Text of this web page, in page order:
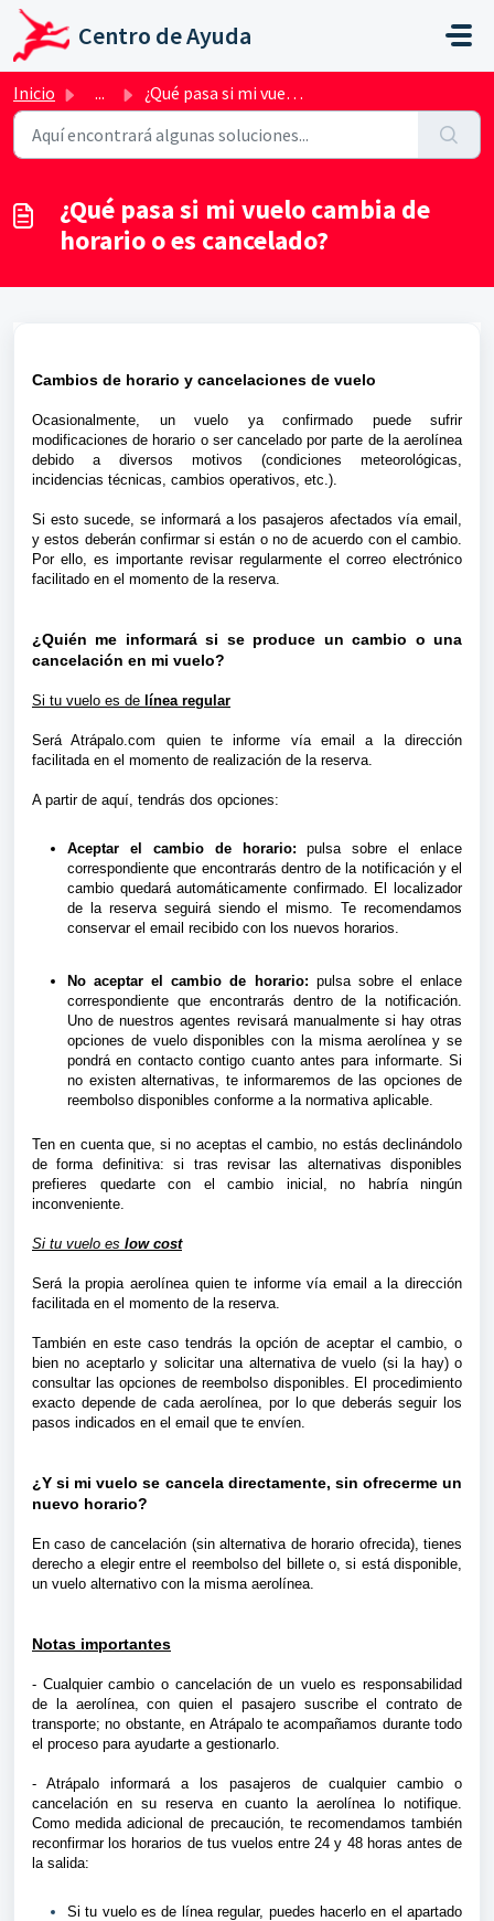
Saltar al contenido principal
Centro de Ayuda
Inicio ... ¿Qué pasa si mi vuelo cambia de horario o es cancelado?
¿Qué pasa si mi vuelo cambia de
horario o es cancelado?
Cambios de horario y cancelaciones de vuelo
Ocasionalmente, un vuelo ya confirmado puede sufrir
modificaciones de horario o ser cancelado por parte de la aerolínea
debido a diversos motivos (condiciones meteorológicas,
incidencias técnicas, cambios operativos, etc.).
Si esto sucede, se informará a los pasajeros afectados vía email,
y estos deberán confirmar si están o no de acuerdo con el cambio.
Por ello, es importante revisar regularmente el correo electrónico
facilitado en el momento de la reserva.
¿Quién me informará si se produce un cambio o una
cancelación en mi vuelo?
Si tu vuelo es de línea regular
Será Atrápalo.com quien te informe vía email a la dirección
facilitada en el momento de realización de la reserva.
A partir de aquí, tendrás dos opciones:
Aceptar el cambio de horario: pulsa sobre el enlace
correspondiente que encontrarás dentro de la notificación y el
cambio quedará automáticamente confirmado. El localizador
de la reserva seguirá siendo el mismo. Te recomendamos
conservar el email recibido con los nuevos horarios.
No aceptar el cambio de horario: pulsa sobre el enlace
correspondiente que encontrarás dentro de la notificación.
Uno de nuestros agentes revisará manualmente si hay otras
opciones de vuelo disponibles con la misma aerolínea y se
pondrá en contacto contigo cuanto antes para informarte. Si
no existen alternativas, te informaremos de las opciones de
reembolso disponibles conforme a la normativa aplicable.
Ten en cuenta que, si no aceptas el cambio, no estás declinándolo
de forma definitiva: si tras revisar las alternativas disponibles
prefieres quedarte con el cambio inicial, no habría ningún
inconveniente.
Si tu vuelo es low cost
Será la propia aerolínea quien te informe vía email a la dirección
facilitada en el momento de la reserva.
También en este caso tendrás la opción de aceptar el cambio, o
bien no aceptarlo y solicitar una alternativa de vuelo (si la hay) o
consultar las opciones de reembolso disponibles. El procedimiento
exacto depende de cada aerolínea, por lo que deberás seguir los
pasos indicados en el email que te envíen.
¿Y si mi vuelo se cancela directamente, sin ofrecerme un
nuevo horario?
En caso de cancelación (sin alternativa de horario ofrecida), tienes
derecho a elegir entre el reembolso del billete o, si está disponible,
un vuelo alternativo con la misma aerolínea.
Notas importantes
- Cualquier cambio o cancelación de un vuelo es responsabilidad
de la aerolínea, con quien el pasajero suscribe el contrato de
transporte; no obstante, en Atrápalo te acompañamos durante todo
el proceso para ayudarte a gestionarlo.
- Atrápalo informará a los pasajeros de cualquier cambio o
cancelación en su reserva en cuanto la aerolínea lo notifique.
Como medida adicional de precaución, te recomendamos también
reconfirmar los horarios de tus vuelos entre 24 y 48 horas antes de
la salida:
Si tu vuelo es de línea regular, puedes hacerlo en el apartado